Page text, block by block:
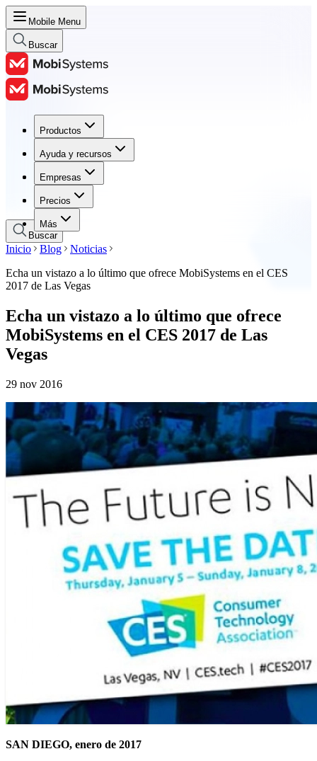
Mobile Menu
Buscar
Productos
Ayuda y recursos
Empresas
Precios
Más
Productos
Ayuda y recursos
Empresas
Precios
Buscar
Inicio Blog
Noticias
Echa un vistazo a lo último que ofrece MobiSystems en el CES
2017 de Las Vegas
Echa un vistazo a lo último que ofrece
MobiSystems en el CES 2017 de Las
Vegas
29 nov 2016
SAN DIEGO, enero de 2017